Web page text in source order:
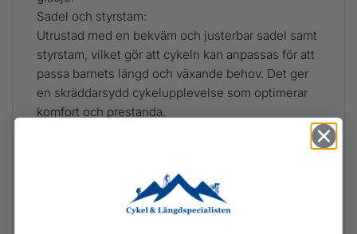
Sadel och styrstam:
Utrustad med en bekväm och justerbar sadel samt
styrstam, vilket gör att cykeln kan anpassas för att
passa barnets längd och växande behov. Det ger
en skräddarsydd cykelupplevelse som optimerar
komfort och prestanda.
Scott Roxter 24 tum är den perfekta följeslagaren
ram, pålitliga bromsar och smidiga växlar kommer
cykeln att inspirera till många minnesvärda